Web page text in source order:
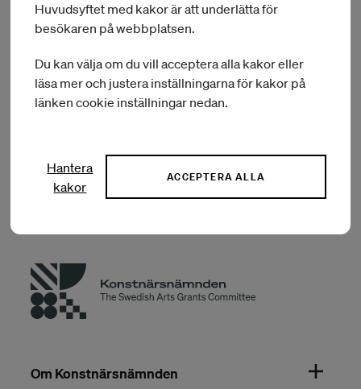
Dela i sociala medier
Om Konstnärsnämnden
Huvudsyftet med kakor är att underlätta för
besökaren på webbplatsen.
Du kan välja om du vill acceptera alla kakor eller
läsa mer och justera inställningarna för kakor på
länken cookie inställningar nedan.
Hantera
kakor
ACCEPTERA ALLA